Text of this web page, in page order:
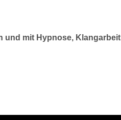
und mit Hypnose, Klangarbeit